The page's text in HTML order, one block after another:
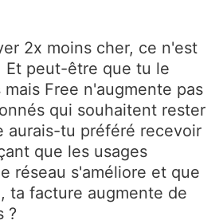
2x moins cher, ce n'est
Et peut-être que tu le
Free n'augmente pas
qui souhaitent rester
aurais-tu préféré recevoir
que les usages
réseau s'améliore et que
ta facture augmente de
?